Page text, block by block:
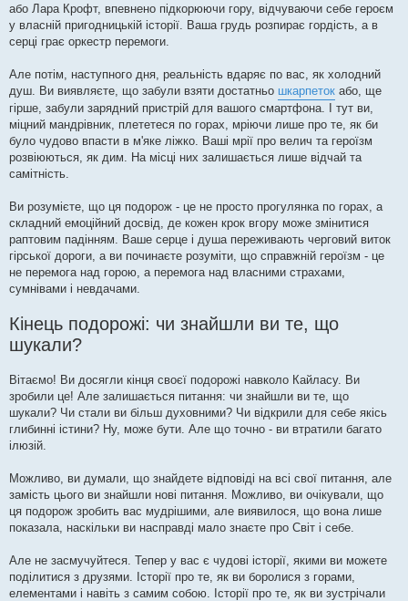
або Лара Крофт, впевнено підкорюючи гору, відчуваючи себе героєм
у власній пригодницькій історії. Ваша грудь розпирає гордість, а в
серці грає оркестр перемоги.
Але потім, наступного дня, реальність вдаряє по вас, як холодний
душ. Ви виявляєте, що забули взяти достатньо шкарпеток або, ще
гірше, забули зарядний пристрій для вашого смартфона. І тут ви,
міцний мандрівник, плететеся по горах, мріючи лише про те, як би
було чудово впасти в м'яке ліжко. Ваші мрії про велич та героїзм
розвіюються, як дим. На місці них залишається лише відчай та
самітність.
Ви розумієте, що ця подорож - це не просто прогулянка по горах, а
складний емоційний досвід, де кожен крок вгору може змінитися
раптовим падінням. Ваше серце і душа переживають черговий виток
гірської дороги, а ви починаєте розуміти, що справжній героїзм - це
не перемога над горою, а перемога над власними страхами,
сумнівами і невдачами.
Кінець подорожі: чи знайшли ви те, що
шукали?
Вітаємо! Ви досягли кінця своєї подорожі навколо Кайласу. Ви
зробили це! Але залишається питання: чи знайшли ви те, що
шукали? Чи стали ви більш духовними? Чи відкрили для себе якісь
глибинні істини? Ну, може бути. Але що точно - ви втратили багато
ілюзій.
Можливо, ви думали, що знайдете відповіді на всі свої питання, але
замість цього ви знайшли нові питання. Можливо, ви очікували, що
ця подорож зробить вас мудрішими, але виявилося, що вона лише
показала, наскільки ви насправді мало знаєте про Світ і себе.
Але не засмучуйтеся. Тепер у вас є чудові історії, якими ви можете
поділитися з друзями. Історії про те, як ви боролися з горами,
елементами і навіть з самим собою. Історії про те, як ви зустрічали